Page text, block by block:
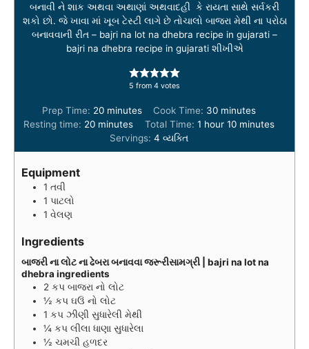
બનાવી ને શાક અથવા અથાણાં અથવાદહી કે રાયતા સાથે સર્વકરી
શકો છો. જે ખાવા માં ખૂબ ટેસ્ટી લાગે છે તોચાલો બાજરા મેથી ના પરોઠા
બનાવવાની રીત – bajri na lot na dhebra recipe in gujarati –
bajri na dhebra recipe in gujarati શીખીએ
5 from 4 votes
Prep Time: 20m
i
u
minutes Cook Time: 30m
i
u
minutes
Resting time: 20m
n
minutes Total Time: 1h
u
hour 10m
n
minutes
Servings: 4 વ્યક્તિ
Equipment
1 તવી
1 પાટલો
1 વેલણ
Ingredients
બાજરી ના લોટ ના ઢેબરા બનાવવા જરૂરીસામગ્રી | bajri na lot na
dhebra ingredients
2 કપ બાજરા નો લોટ
½ કપ ઘઉં નો લોટ
1 કપ ઝીણી સુધારેલી મેથી
¼ કપ લીલા ધાણા સુધારેલા
½ ચમચી હળદર